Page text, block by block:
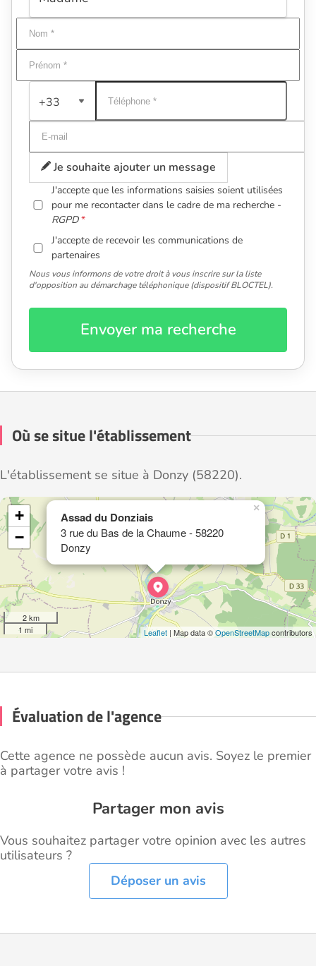
+33
Je souhaite ajouter un message
J'accepte que les informations saisies soient utilisées
pour me recontacter dans le cadre de ma recherche -
RGPD
J'accepte de recevoir les communications de
partenaires
Nous vous informons de votre droit à vous inscrire sur la liste
d'opposition au démarchage téléphonique (dispositif BLOCTEL).
Envoyer ma recherche
Où se situe l'établissement
L'établissement se situe à Donzy (58220).
Assad du Donziais
3 rue du Bas de la Chaume - 58220
Donzy
×
+
−
2 km
1 mi
Leaflet | Map data ©OpenStreetMapcontributors
Évaluation de l'agence
Cette agence ne possède aucun avis. Soyez le premier
à partager votre avis !
Partager mon avis
Vous souhaitez partager votre opinion avec les autres
utilisateurs ?
Déposer un avis